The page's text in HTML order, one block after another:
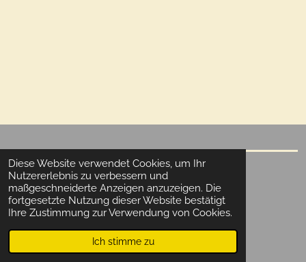
Diese Website verwendet Cookies, um Ihr
Nutzererlebnis zu verbessern und
maßgeschneiderte Anzeigen anzuzeigen. Die
fortgesetzte Nutzung dieser Website bestätigt
Ihre Zustimmung zur Verwendung von Cookies.
Ich stimme zu
F
a
c
b
I
n
s
a
© 2026 Futterberatung
AGB DatenschutzerklärungImpressum
Mit Unterstützung von Webador